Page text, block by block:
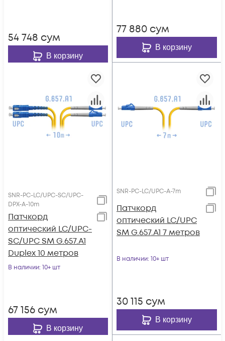
54 748 сум
В корзину
77 880 сум
В корзину
SNR-PC-LC/UPC-SC/UPC-
DPX-A-10m
Патчкорд
оптический LC/UPC-
SC/UPC SM G.657.A1
Duplex 10 метров
В наличии: 10+ шт
67 156 сум
В корзину
SNR-PC-LC/UPC-A-7m
Патчкорд
оптический LC/UPC
SM G.657.A1 7 метров
В наличии: 10+ шт
30 115 сум
В корзину